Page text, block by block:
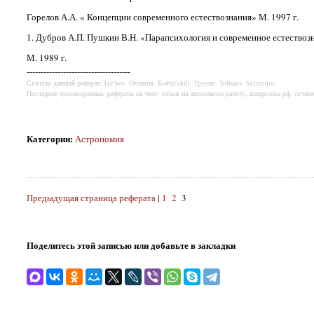
Горелов А.А. « Концепции современного естествознания» М. 1997 г.
1. Дубров А.П. Пушкин В.Н. «Парапсихология и современное
М. 1989 г.
-------------------------------------
Скачали данный реферат: Jaz'kov, Октавия, Kobyl'skih, Трухин, Tolbaev, Seleznjov.
Последние просмотренные рефераты на тему: отзыв на дипломную работу, шпаргалка рф,
Категории:Астрономия
Предыдущая страница реферата| 1 2 3
Поделитесь этой записью или добавьте в закладки